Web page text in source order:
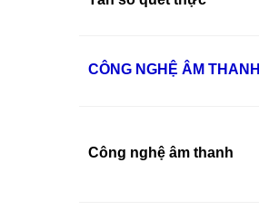
CÔNG NGHỆ ÂM THANH
Công nghệ âm thanh